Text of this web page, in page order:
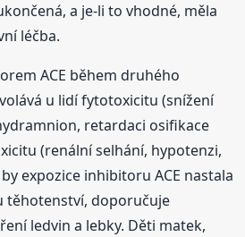
a je-li to vhodné, měla
léčba.
ACE během druhého
u lidí fytotoxicitu (snížení
retardaci osifikace
(renální selhání, hypotenzi,
expozice inhibitoru ACE nastala
doporučuje
ledvin a lebky. Děti matek,